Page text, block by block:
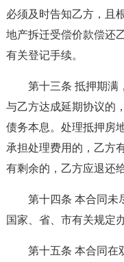
必须及时告知乙方，且
地产拆迁受偿价款偿还
有关登记手续。
第十三条 抵押期满
与乙方达成延期协议的
债务本息。处理抵押房
承担处理费用的，乙方
有剩余的，乙方应退还
第十四条 本合同未
国家、省、市有关规定
第十五条 本合同在